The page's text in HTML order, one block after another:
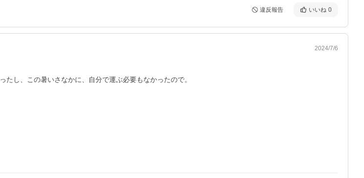
違反報告 いいね 0
2024/7/6
し、この暑いさなかに、自分で運ぶ必要もなかったので。